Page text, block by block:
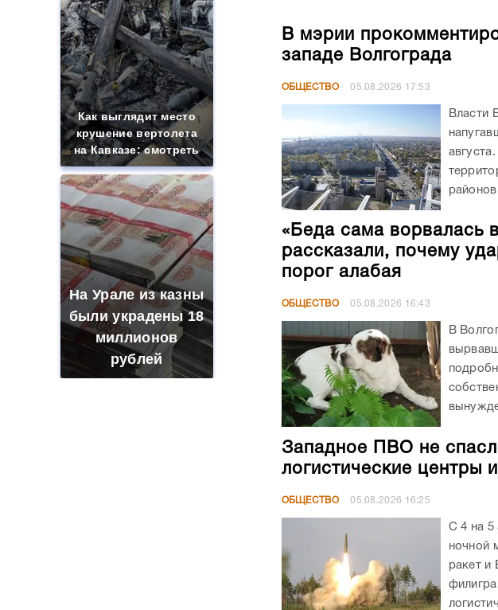
Как выглядит место
крушение вертолета
на Кавказе: смотреть
На Урале из казны
были украдены 18
миллионов
рублей
В мэрии
западе Волгограда
ОБЩЕСТВО 05.08.2026 17:53
Власти
«Беда сама ворвалась
рассказали, почему
порог алабая
ОБЩЕСТВО 05.08.2026 16:43
В
Западное ПВО не
логистические центры
ОБЩЕСТВО 05.08.2026 16:25
С 4 на 5
ночной
ракет